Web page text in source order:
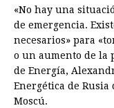
«No hay una
de emergencia.
necesarios» para
o un aumento de la
de Energía,
Energética de Rusia
Moscú.